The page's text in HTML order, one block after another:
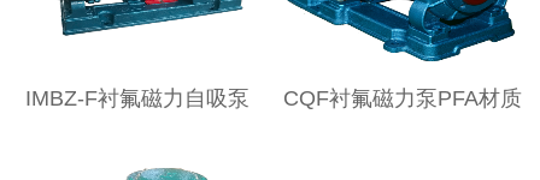
IMBZ-F衬氟磁力自吸泵 CQF衬氟磁力泵PFA材质